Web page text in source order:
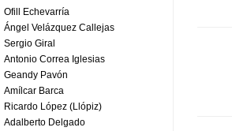
Ofill Echevarría
Ángel Velázquez Callejas
Sergio Giral
Antonio Correa Iglesias
Geandy Pavón
Amílcar Barca
Ricardo López (Llópiz)
Adalberto Delgado